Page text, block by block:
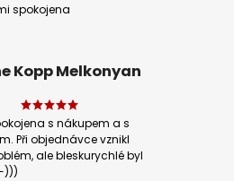
spokojena
Kopp Melkonyan
s nákupem a s
Při objednávce vznikl
ale bleskurychlé byl
)))